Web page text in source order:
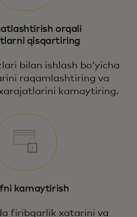
orqali
qisqartiring
bilan ishlash boʻyicha
raqamlashtiring va
kamaytiring.
kamaytirish
firibgarlik xatarini va